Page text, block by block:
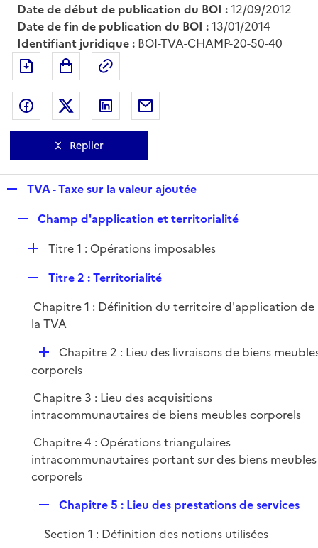
Date de début de publication du BOI :12/09/2012
Date de fin de publication du BOI :13/01/2014
Identifiant juridique : BOI-TVA-CHAMP-20-50-40
Exporter le document au format pdf
Partager sur Facebook
Partager sur Twitter
Partager sur LinkedIn
Replier
p
TVA - Taxe sur la valeur ajoutée
p
e
r
Champ d'application et territorialité
D
l
i
e
r
Titre 1 : Opérations imposables
p
i
e
r
Titre 2 : Territorialité
Chapitre 1 : Définition du territoire d'application de
la TVA
D
é
l
i
e
r
Chapitre 2 : Lieu des livraisons de biens
corporels
Chapitre 3 : Lieu des acquisitions
intracommunautaires de biens meubles corporels
Chapitre 4 : Opérations triangulaires
intracommunautaires portant sur des biens meubles
corporels
p
Chapitre 5 : Lieu des prestations de services
Section 1 : Définition des notions utilisées